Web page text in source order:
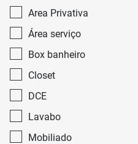
Area Privativa
Área serviço
Box banheiro
Closet
DCE
Lavabo
Mobiliado